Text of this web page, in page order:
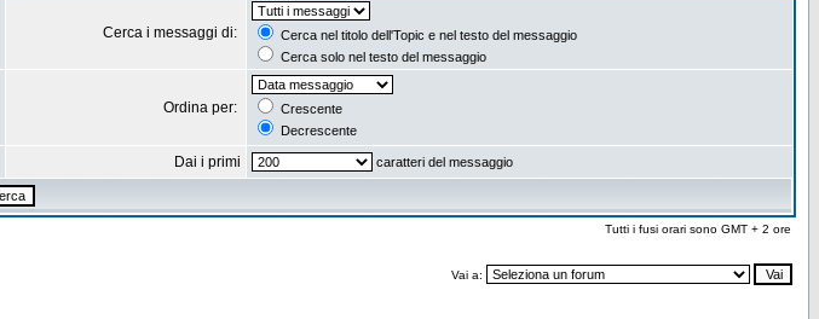
Cerca i messaggi di:
Cerca nel titolo dell'Topic e nel testo del messaggio
Cerca solo nel testo del messaggio
Ordina per:
Crescente
Decrescente
Dai i primi caratteri del messaggio
Tutti i fusi orari sono GMT + 2 ore
Vai a: